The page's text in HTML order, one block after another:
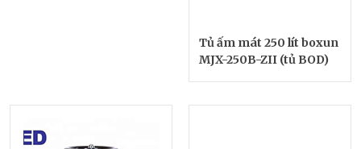
Tủ ấm mát 250 lít boxun
MJX-250B-ZII (tủ BOD)